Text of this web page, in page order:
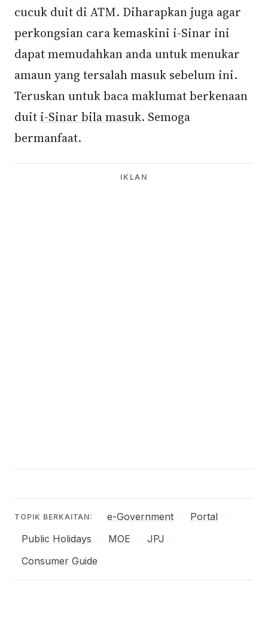
cucuk duit di ATM. Diharapkan juga agar
perkongsian cara kemaskini i-Sinar ini
dapat memudahkan anda untuk menukar
amaun yang tersalah masuk sebelum ini.
Teruskan untuk baca maklumat berkenaan
duit i-Sinar bila masuk. Semoga
bermanfaat.
IKLAN
TOPIK BERKAITAN: e-Government Portal
Public Holidays
MOE JPJ
Consumer Guide